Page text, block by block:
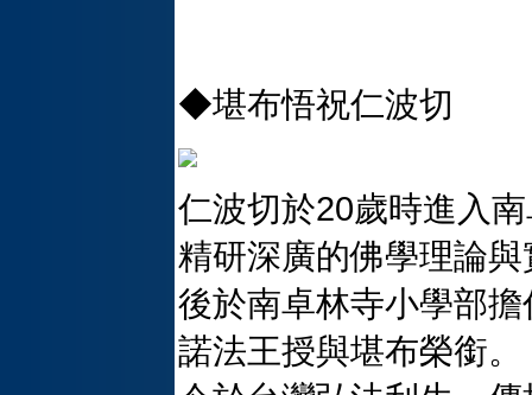
◆堪布悟祝仁波切
仁波切於20歲時進入
精研深廣的佛學理論
後於南卓林寺小學部
諾法王授與堪布榮銜。